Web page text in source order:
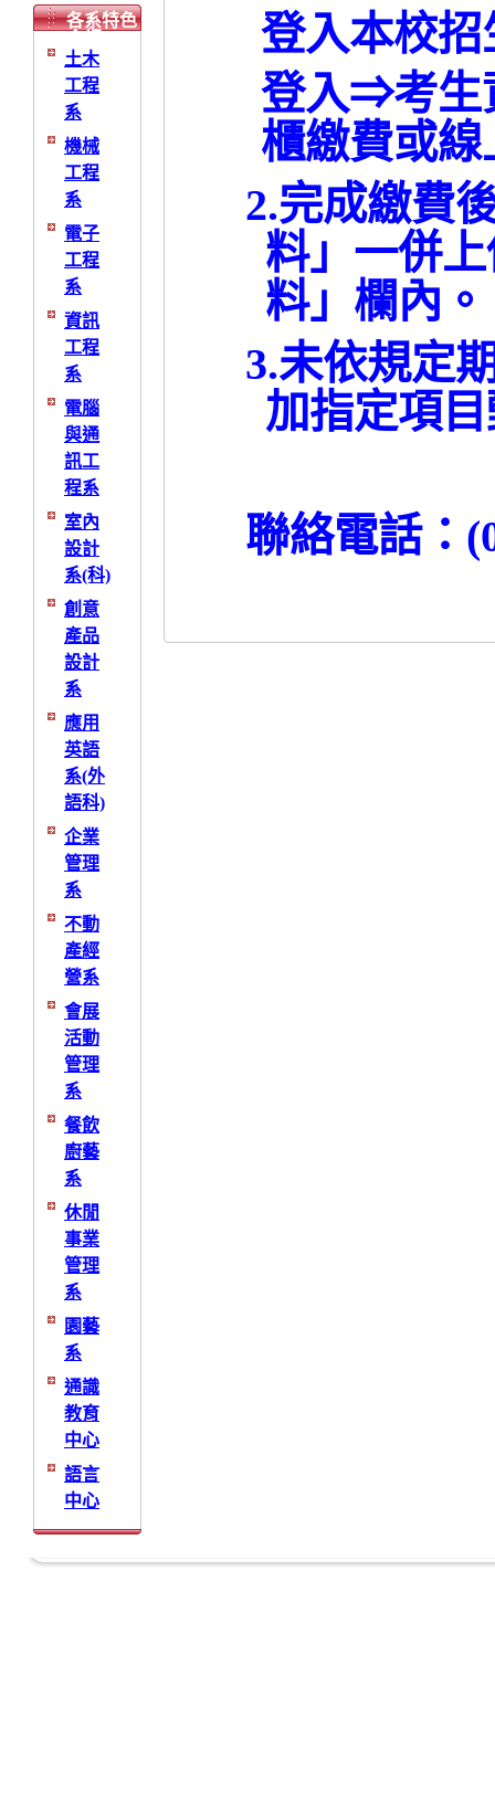
各系特色
土木
工程
系
機械
工程
系
電子
工程
系
資訊
工程
系
電腦
與通
訊工
程系
室內
設計
系(科)
創意
產品
設計
系
應用
英語
系(外
語科)
企業
管理
系
不動
產經
營系
會展
活動
管理
系
餐飲
廚藝
系
休閒
事業
管理
系
園藝
系
通識
教育
中心
語言
中心
登入本校
登入⇒考生
櫃繳費或
2.完成繳費
料」一併
料」欄內。
3.未依規定
加指定項
聯絡電話：